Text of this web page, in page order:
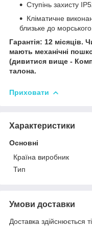
Ступінь захисту
Кліматичне
близьке до морського.
Гарантія: 12 місяців.
мають механічні
(дивитися вище -
талона.
Приховати
Характеристики
Основні
Країна виробник
Тип
Умови доставки
Доставка здійснюється